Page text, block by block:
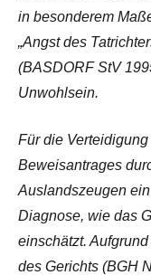
in besonderem
„Angst des
(BASDORF StV
Unwohlsein.
Für die
Beweisantrages
Auslandszeugen
Diagnose, wie das
einschätzt.
des Gerichts (BGH